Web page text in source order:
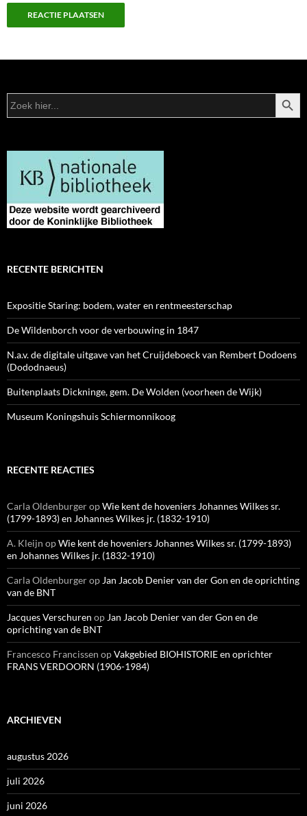
Zoek
naar:
RECENTE BERICHTEN
Expositie Staring: bodem, water en rentmeesterschap
De Wildenborch voor de verbouwing in 1847
N.a.v. de digitale uitgave van het Cruijdeboeck van Rembert Dodoens
(Dododnaeus)
Buitenplaats Dickninge, gem. De Wolden (voorheen de Wijk)
Museum Koningshuis Schiermonnikoog
RECENTE REACTIES
Carla OldenburgeropWie kent de hoveniers Johannes Wilkes sr.
(1799-1893) en Johannes Wilkes jr. (1832-1910)
A. Kleijn opWie kent de hoveniers Johannes Wilkes sr. (1799-1893)
en Johannes Wilkes jr. (1832-1910)
Carla OldenburgeropJan Jacob Denier van der Gon en de oprichting
van de BNT
Jacques Verschuren opJan Jacob Denier van der Gon en de
oprichting van de BNT
Francesco Francissen opVakgebied BIOHISTORIE en oprichter
FRANS VERDOORN (1906-1984)
ARCHIEVEN
augustus 2026
juli 2026
juni 2026